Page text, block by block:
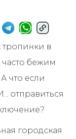
тропинки в
бежим
что если
отправиться
городская